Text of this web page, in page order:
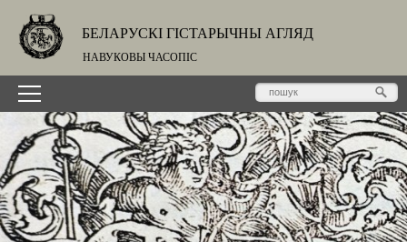
БЕЛАРУСКІ ГІСТАРЫЧНЫ АГЛЯД
НАВУКОВЫ ЧАСОПІС